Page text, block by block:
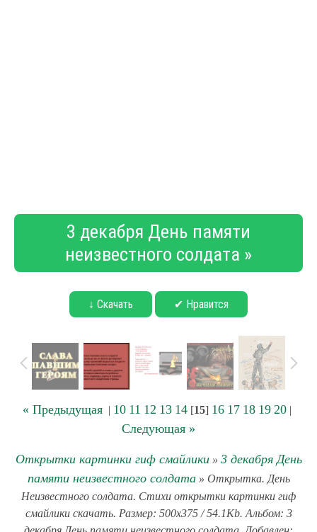
3 декабря День памяти
неизвестного солдата »
↓ Скачать ✔ Нравится
« Предыдущая | 10 11 12 13 14 [15] 16 17 18 19 20 |
Следующая »
Открытки картинки гиф смайлики» 3 декабря День
памяти неизвестного солдата» Открытка. День
Неизвестного солдата. Стихи открытки картинки гиф
смайлики скачать. Размер: 500x375 / 54.1Kb. Альбом: 3